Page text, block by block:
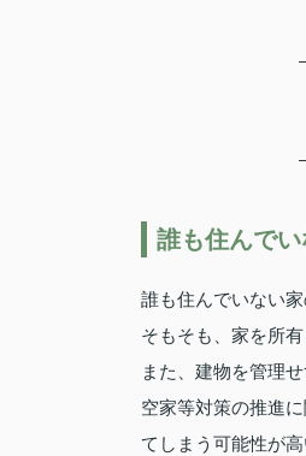
誰も住んで
誰も住んでいない
そもそも、家を所
また、建物を管理
空家等対策の推進
てしまう可能性が高